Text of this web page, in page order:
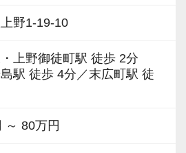
ワークライフバランスの面
地でもあるため、税理士を
則定時退社でそのまま通学
トの方は入力業務が中心で
抜群♪勉強や家庭との両立も
を出てスグのところにあり
野1-19-10
・上野御徒町駅 徒歩 2分
駅 徒歩 4分／末広町駅 徒
～ 80万円